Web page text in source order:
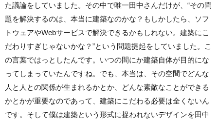
た議論をしていました。その中で唯一田中さんだけが、“その問
題を解決するのは、本当に建築なのかな？もしかしたら、ソフ
トウェアやWebサービスで解決できるかもしれない。建築にこ
だわりすぎじゃないかな？”という問題提起をしていました。こ
の言葉ではっとしたんです。いつの間にか建築自体が目的にな
ってしまっていたんですね。でも、本当は、その空間でどんな
人と人との関係が生まれるかとか、どんな素敵なことができる
かとかが重要なのであって、建築にこだわる必要は全くないん
です。そして僕は建築という形式に捉われないデザインを田中